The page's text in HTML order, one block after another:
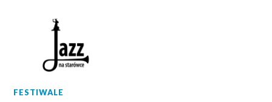
FESTIWALE